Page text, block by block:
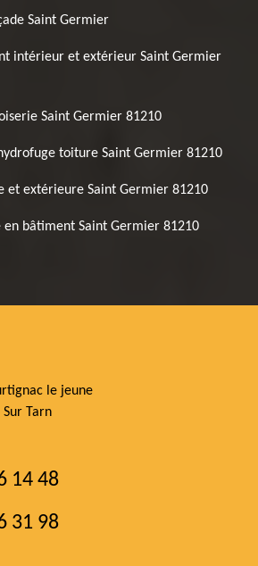
Saint Germier
intérieur et extérieur Saint Germier
Saint Germier 81210
toiture Saint Germier 81210
et extérieure Saint Germier 81210
en bâtiment Saint Germier 81210
le jeune
Tarn
14 48
31 98